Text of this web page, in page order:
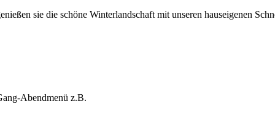
sie die schöne Winterlandschaft mit unseren hauseigenen
Abendmenü z.B.